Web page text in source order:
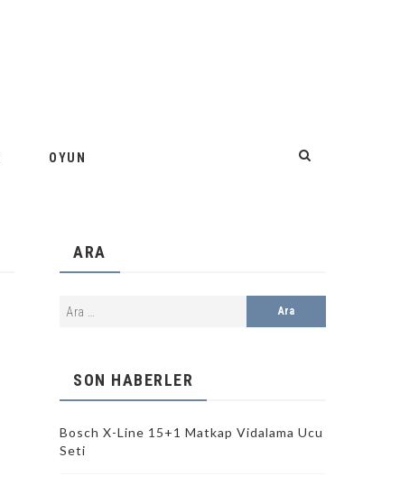
OYUN
ARA
SON HABERLER
Bosch X-Line 15+1 Matkap Vidalama Ucu
Seti